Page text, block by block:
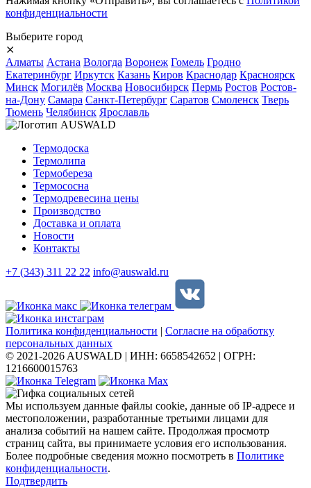
конфиденциальности
Выберите город
⨯
Алматы Астана Вологда Воронеж Гомель Гродно
Екатеринбург Иркутск Казань Киров Краснодар Красноярск
Минск Могилёв Москва Новосибирск Пермь Ростов Ростов-
на-Дону Самара Санкт-Петербург Саратов Смоленск Тверь
Тюмень Челябинск Ярославль
Термодоска
Термолипа
Термобереза
Термососна
Термодревесина цены
Производство
Доставка и оплата
Новости
Контакты
+7 (343) 311 22 22 info@auswald.ru
Политика конфиденциальности | Согласие на обработку
персональных данных
© 2021-2026 AUSWALD | ИНН: 6658542652 | ОГРН:
1216600015763
Мы используем данные файлы cookie, данные об IP-адресе и
местоположении, разработанные третьими лицами для
анализа событий на нашем сайте. Продолжая просмотр
страниц сайта, вы принимаете условия его использования.
Более подробные сведения можно посмотреть в Политике
конфиденциальности.
Подтвердить